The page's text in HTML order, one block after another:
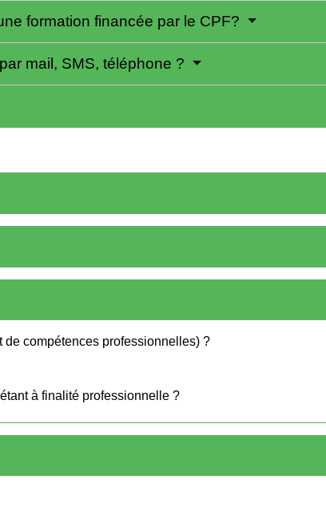
formation financée par le CPF?
mail, SMS, téléphone ?
compétences professionnelles) ?
à finalité professionnelle ?